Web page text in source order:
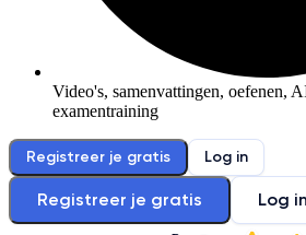
Video's, samenvattingen, oefenen,
examentraining
Registreer je gratis Log in
Registreer je gratis Log in